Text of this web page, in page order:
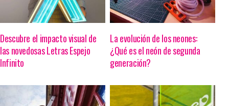
Descubre el impacto visual de
las novedosas Letras Espejo
Infinito
La evolución de los neones:
¿Qué es el neón de segunda
generación?